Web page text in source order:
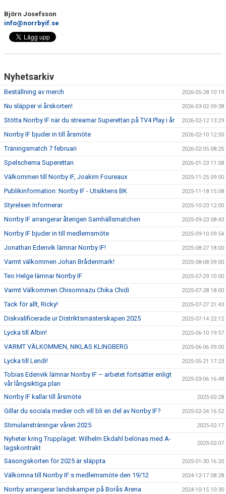
Björn Josefsson
info@norrbyif.se
Nyhetsarkiv
Beställning av merch 2026-05-28 10:19
Nu släpper vi årskorten! 2026-03-02 09:38
Stötta Norrby IF när du streamar Superettan på TV4 Play i år 2026-02-12 13:29
Norrby IF bjuder in till årsmöte 2026-02-10 12:50
Träningsmatch 7 februari 2026-02-05 08:25
Spelschema Superettan 2026-01-23 11:08
Välkommen till Norrby IF, Joakim Foureaux 2025-11-25 09:00
Publikinformation: Norrby IF - Utsiktens BK 2025-11-18 15:08
Styrelsen Informerar 2025-10-23 12:00
Norrby IF arrangerar återigen Samhällsmatchen 2025-09-23 08:43
Norrby IF bjuder in till medlemsmöte 2025-09-10 09:54
Jonathan Edenvik lämnar Norrby IF! 2025-08-27 18:00
Varmt välkommen Johan Brådenmark! 2025-08-08 09:00
Teo Helge lämnar Norrby IF 2025-07-29 10:00
Varmt Välkommen Chisomnazu Chika Chidi 2025-07-28 18:00
Tack för allt, Ricky! 2025-07-27 21:43
Diskvalificerade ur Distriktsmästerskapen 2025 2025-07-14 22:12
Lycka till Albin! 2025-06-10 19:57
VARMT VÄLKOMMEN, NIKLAS KLINGBERG 2025-06-06 09:00
Lycka till Lendi! 2025-05-21 17:23
Tobias Edenvik lämnar Norrby IF – arbetet fortsätter enligt
vår långsiktiga plan
2025-03-06 16:48
Norrby IF kallar till årsmöte 2025-02-28
Gillar du sociala medier och vill bli en del av Norrby IF? 2025-02-24 16:52
Stimulansträningar våren 2025 2025-02-17
Nyheter kring Truppläget: Wilhelm Ekdahl belönas med A-
lagskontrakt
2025-02-07
Säsongskorten för 2025 är släppta 2025-01-30 16:20
Välkomna till Norrby IF:s medlemsmöte den 19/12 2024-12-17 08:28
Norrby arrangerar landskamper på Borås Arena 2024-10-15 10:30